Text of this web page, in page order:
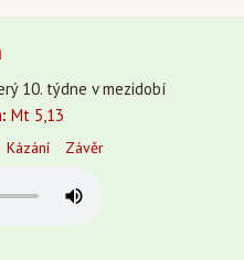
10. týdne v mezidobí
Mt 5,13
Kázání Závěr